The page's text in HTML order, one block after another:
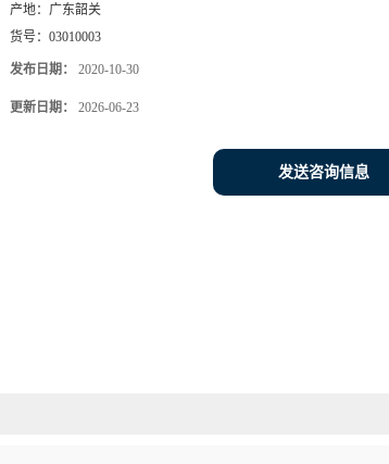
产地： 广东韶关
货号： 03010003
发布日期： 2020-10-30
更新日期： 2026-06-23
发送咨询信息